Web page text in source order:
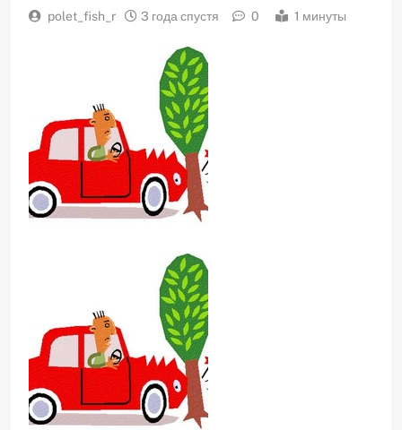
polet_fish_r 3 года спустя 0 1 минуты